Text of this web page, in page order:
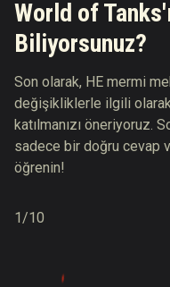
World of
Biliyorsunuz?
Son olarak, HE mermi
değişikliklerle ilgili
katılmanızı öneriyoruz.
sadece bir doğru cevap
öğrenin!
1/10